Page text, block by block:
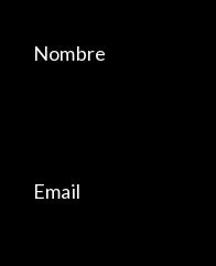
Nombre
Email